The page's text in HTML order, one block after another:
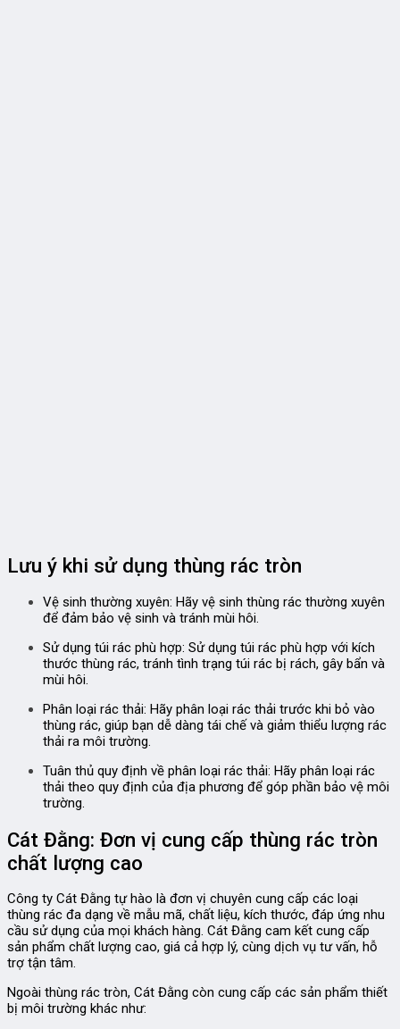
Lưu ý khi sử dụng thùng rác tròn
Vệ sinh thường xuyên: Hãy vệ sinh thùng rác thường xuyên
để đảm bảo vệ sinh và tránh mùi hôi.
Sử dụng túi rác phù hợp: Sử dụng túi rác phù hợp với kích
thước thùng rác, tránh tình trạng túi rác bị rách, gây bẩn và
mùi hôi.
Phân loại rác thải: Hãy phân loại rác thải trước khi bỏ vào
thùng rác, giúp bạn dễ dàng tái chế và giảm thiểu lượng rác
thải ra môi trường.
Tuân thủ quy định về phân loại rác thải: Hãy phân loại rác
thải theo quy định của địa phương để góp phần bảo vệ môi
trường.
Cát Đằng: Đơn vị cung cấp thùng rác tròn
chất lượng cao
Công ty Cát Đằng tự hào là đơn vị chuyên cung cấp các loại
thùng rác đa dạng về mẫu mã, chất liệu, kích thước, đáp ứng nhu
cầu sử dụng của mọi khách hàng. Cát Đằng cam kết cung cấp
sản phẩm chất lượng cao, giá cả hợp lý, cùng dịch vụ tư vấn, hỗ
trợ tận tâm.
Ngoài thùng rác tròn, Cát Đằng còn cung cấp các sản phẩm thiết
bị môi trường khác như: